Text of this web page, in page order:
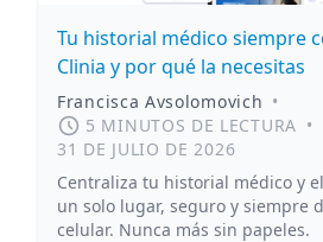
Tu historial médico siempre
Clinia y por qué la necesitas
Francisca Avsolomovich •
5 MINUTOS DE LECTURA •
31 DE JULIO DE 2026
Centraliza tu historial médico y
un solo lugar, seguro y siempre
celular. Nunca más sin papeles.